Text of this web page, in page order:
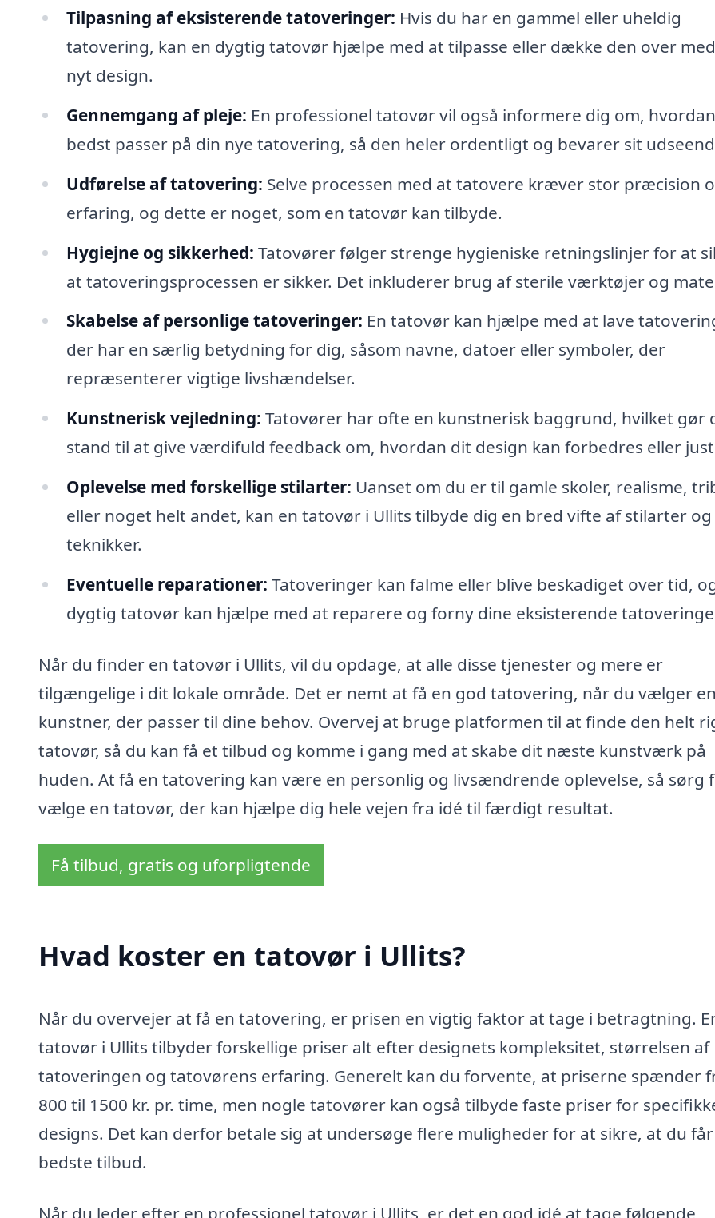
Tilpasning af eksisterende tatoveringer: Hvis du har en gammel eller uheldig
tatovering, kan en dygtig tatovør hjælpe med at tilpasse eller dække den over
nyt design.
Gennemgang af pleje: En professionel tatovør vil også informere dig om,
bedst passer på din nye tatovering, så den heler ordentligt og bevarer sit
Udførelse af tatovering: Selve processen med at tatovere kræver stor præcision
erfaring, og dette er noget, som en tatovør kan tilbyde.
Hygiejne og sikkerhed: Tatovører følger strenge hygieniske retningslinjer for at
at tatoveringsprocessen er sikker. Det inkluderer brug af sterile værktøjer og
Skabelse af personlige tatoveringer: En tatovør kan hjælpe med at lave
der har en særlig betydning for dig, såsom navne, datoer eller symboler, der
repræsenterer vigtige livshændelser.
Kunstnerisk vejledning: Tatovører har ofte en kunstnerisk baggrund, hvilket gør
stand til at give værdifuld feedback om, hvordan dit design kan forbedres eller
Oplevelse med forskellige stilarter: Uanset om du er til gamle skoler, realisme,
eller noget helt andet, kan en tatovør i Ullits tilbyde dig en bred vifte af stilarter og
teknikker.
Eventuelle reparationer: Tatoveringer kan falme eller blive beskadiget over tid,
dygtig tatovør kan hjælpe med at reparere og forny dine eksisterende
Når du finder en tatovør i Ullits, vil du opdage, at alle disse tjenester og mere er
tilgængelige i dit lokale område. Det er nemt at få en god tatovering, når du vælger en
kunstner, der passer til dine behov. Overvej at bruge platformen til at finde den helt
tatovør, så du kan få et tilbud og komme i gang med at skabe dit næste kunstværk på
huden. At få en tatovering kan være en personlig og livsændrende oplevelse, så sørg
vælge en tatovør, der kan hjælpe dig hele vejen fra idé til færdigt resultat.
Få tilbud, gratis og uforpligtende
Hvad koster en tatovør i Ullits?
Når du overvejer at få en tatovering, er prisen en vigtig faktor at tage i betragtning.
tatovør i Ullits tilbyder forskellige priser alt efter designets kompleksitet, størrelsen af
tatoveringen og tatovørens erfaring. Generelt kan du forvente, at priserne spænder
800 til 1500 kr. pr. time, men nogle tatovører kan også tilbyde faste priser for
designs. Det kan derfor betale sig at undersøge flere muligheder for at sikre, at du
bedste tilbud.
Når du leder efter en professionel tatovør i Ullits, er det en god idé at tage følgende